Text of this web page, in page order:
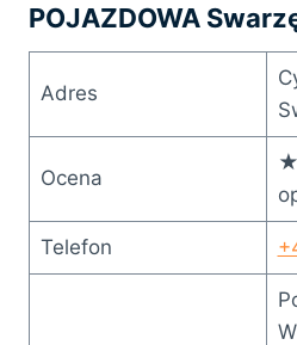
POJAZDOWA
Adres
Ocena
Telefon